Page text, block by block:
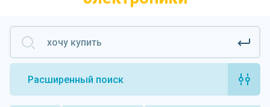
Расширенный поиск